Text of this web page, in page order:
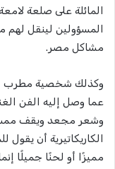
المائلة على صلعة
المسؤولين لينقل لهم
مشاكل مصر.
وكذلك شخصية مطرب
عما وصل إليه الفن
وشعر مجعد ويقف
الكاريكاتيرية أن
مميزًا أو لحنًا جميلًا